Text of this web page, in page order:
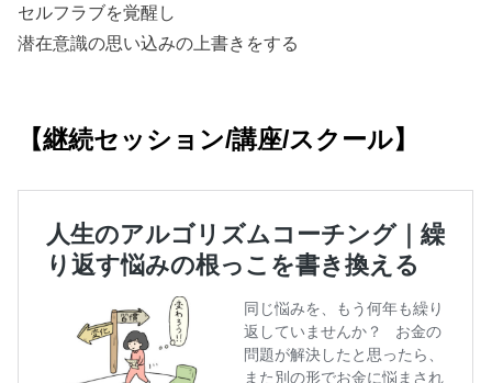
セルフラブを覚醒し
潜在意識の思い込みの上書きをする
【継続セッション/講座/スクール】